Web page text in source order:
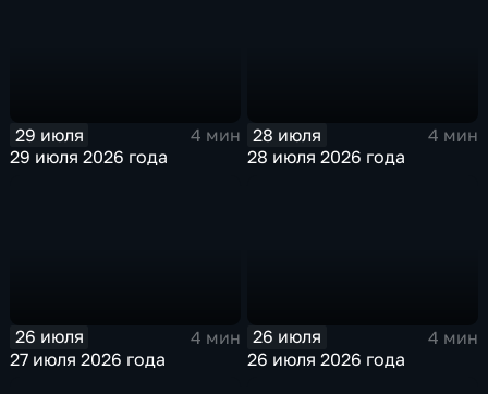
29 июля
4 мин
29 июля 2026 года
28 июля
4 мин
28 июля 2026 года
26 июля
4 мин
27 июля 2026 года
26 июля
4 мин
26 июля 2026 года